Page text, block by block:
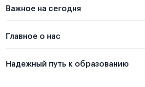
Важное на сегодня
Главное о нас
Надежный путь к образованию